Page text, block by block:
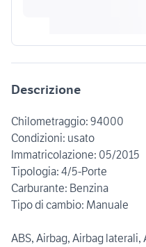
Descrizione
Chilometraggio: 94000
Condizioni: usato
Immatricolazione: 05/2015
Tipologia: 4/5-Porte
Carburante: Benzina
Tipo di cambio: Manuale
ABS, Airbag, Airbag